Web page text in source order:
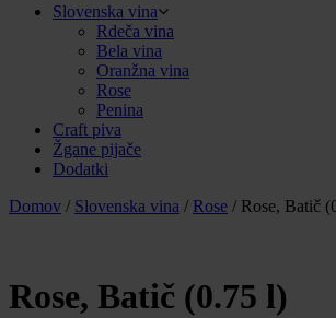
Slovenska vina
Rdeča vina
Bela vina
Oranžna vina
Rose
Penina
Craft piva
Žgane pijače
Dodatki
Domov / Slovenska vina / Rose / Rose, Batič
Rose, Batič (0.75 l)